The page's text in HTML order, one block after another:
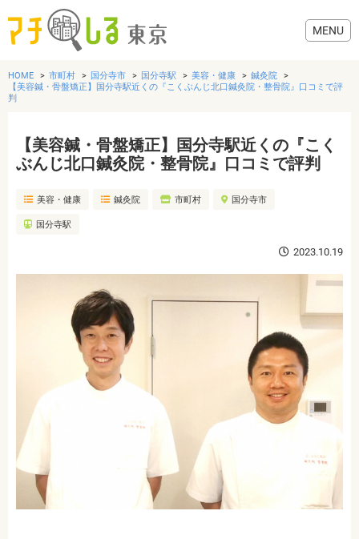
グルメ
美容・健康
HOME 市町村 国分寺市 国分寺駅 美容・健康
鍼灸院
【美容鍼・骨盤矯正】国分寺駅近くの『こくぶんじ北口鍼灸院・整骨院』口コミで評
判
【美容鍼・骨盤矯正】国分寺駅近くの『こく
ぶんじ北口鍼灸院・整骨院』口コミで評判
美容・健康 鍼灸院 市町村 国分寺市
国分寺駅
2023.10.19